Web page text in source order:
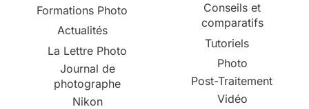
Formations Photo
Actualités
La Lettre Photo
Journal de
photographe
Nikon
Conseils et
comparatifs
Tutoriels
Photo
Post-Traitement
Vidéo